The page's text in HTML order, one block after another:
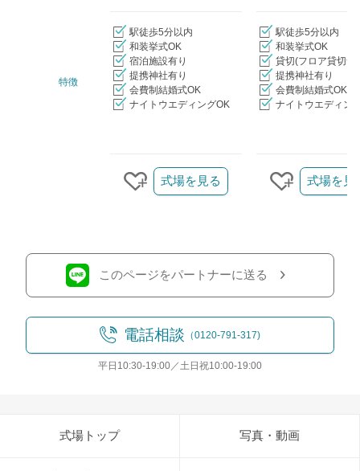
特徴
駅徒歩5分以内
和装挙式OK
宿泊施設有り
提携神社有り
会費制結婚式OK
ナイトウエディングOK
駅徒歩5分以内
和装挙式OK
貸切(フロア貸切含
提携神社有り
会費制結婚式OK
ナイトウエディン
クリップする
式場を見る
クリップす
式場を見
このページをパートナーに送る
電話相談 （0120-791-317)
平日10:30-19:00／土日祝10:00-19:00
式場トップ 写真・動画